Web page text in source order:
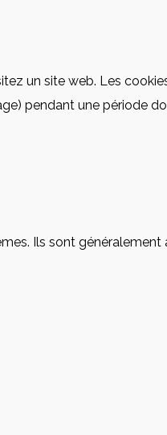
un site web. Les
pendant une période
Ils sont généralement